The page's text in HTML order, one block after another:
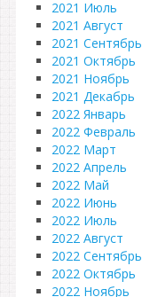
2021 Июль
2021 Август
2021 Сентябрь
2021 Октябрь
2021 Ноябрь
2021 Декабрь
2022 Январь
2022 Февраль
2022 Март
2022 Апрель
2022 Май
2022 Июнь
2022 Июль
2022 Август
2022 Сентябрь
2022 Октябрь
2022 Ноябрь